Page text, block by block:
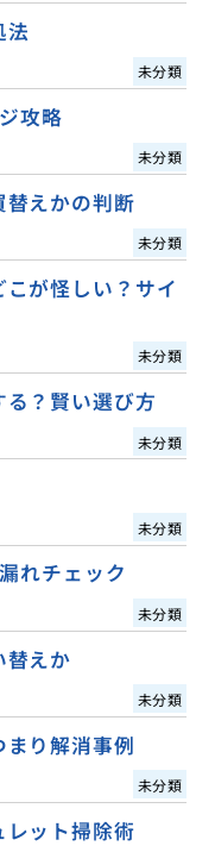
法
未分類
攻略
未分類
替えかの判断
未分類
が怪しい？サイ
未分類
る？賢い選び方
未分類
未分類
れチェック
未分類
替えか
未分類
り解消事例
未分類
レット掃除術